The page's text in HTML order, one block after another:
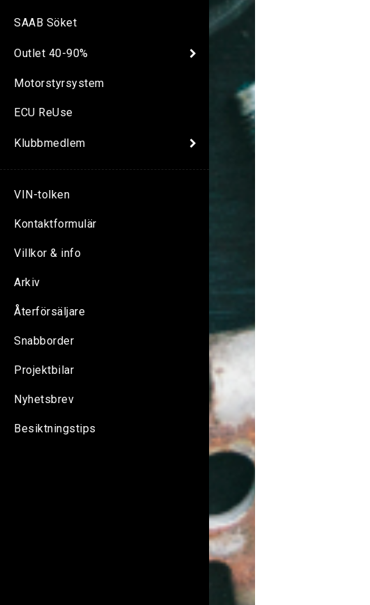
SAAB Söket
Outlet 40-90%
Motorstyrsystem
ECU ReUse
Klubbmedlem
VIN-tolken
Kontaktformulär
Villkor & info
Arkiv
Återförsäljare
Snabborder
Projektbilar
Nyhetsbrev
Besiktningstips